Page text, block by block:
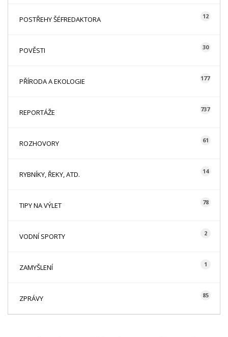
POSTŘEHY ŠÉFREDAKTORA 12
POVĚSTI 30
PŘÍRODA A EKOLOGIE 177
REPORTÁŽE 737
ROZHOVORY 61
RYBNÍKY, ŘEKY, ATD. 14
TIPY NA VÝLET 78
VODNÍ SPORTY 2
ZAMYŠLENÍ 1
ZPRÁVY 85